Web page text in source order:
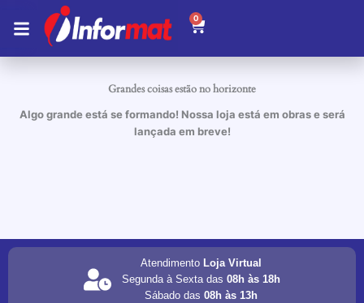
para
conteúdo
Grandes coisas estão no horizonte
Algo grande está se formando! Nossa loja está em obras e será
lançada em breve!
Atendimento Loja Virtual
Segunda à Sexta das08h às 18h
Sábado das08h às 13h
0
Carrinho